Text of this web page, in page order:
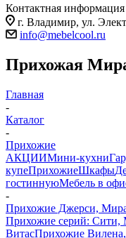
Контактная информация
г. Владимир, ул.
info@mebelcool.ru
Прихожая
Главная
-
Каталог
-
Прихожие
АКЦИИМини-кухни
купеПрихожиеШкафы
гостиннуюМебель в
-
Прихожие Джерси,
Прихожие серий: Сити,
ВитасПрихожие